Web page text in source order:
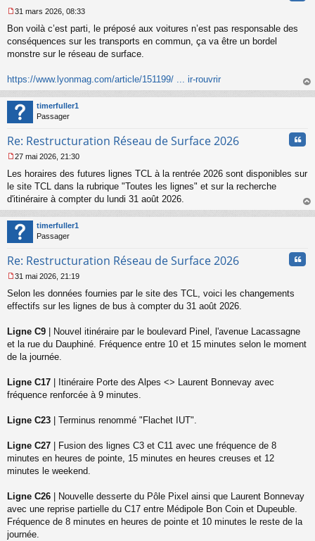
e
s
s
e
n
o
n
l
31 mars 2026, 08:33
Bon voilà c’est parti, le préposé aux voitures n’est pas responsable des
conséquences sur les transports en commun, ça va être un bordel
monstre sur le réseau de surface.
https://www.lyonmag.com/article/151199/ ... ir-rouvrir
au
timerfuller1
Passager
Re: Restructuration Réseau de Surface 2026
e
s
s
g
e
n
n
u
27 mai 2026, 21:30
Les horaires des futures lignes TCL à la rentrée 2026 sont disponibles sur
le site TCL dans la rubrique "Toutes les lignes" et sur la recherche
d'itinéraire à compter du lundi 31 août 2026.
au
timerfuller1
Passager
Re: Restructuration Réseau de Surface 2026
e
s
g
e
n
n
l
u
31 mai 2026, 21:19
Selon les données fournies par le site des TCL, voici les changements
effectifs sur les lignes de bus à compter du 31 août 2026.
Ligne C9 | Nouvel itinéraire par le boulevard Pinel, l'avenue Lacassagne
et la rue du Dauphiné. Fréquence entre 10 et 15 minutes selon le moment
de la journée.
Ligne C17 | Itinéraire Porte des Alpes <> Laurent Bonnevay avec
fréquence renforcée à 9 minutes.
Ligne C23 | Terminus renommé "Flachet IUT".
Ligne C27 | Fusion des lignes C3 et C11 avec une fréquence de 8
minutes en heures de pointe, 15 minutes en heures creuses et 12
minutes le weekend.
Ligne C26 | Nouvelle desserte du Pôle Pixel ainsi que Laurent Bonnevay
avec une reprise partielle du C17 entre Médipole Bon Coin et Dupeuble.
Fréquence de 8 minutes en heures de pointe et 10 minutes le reste de la
journée.